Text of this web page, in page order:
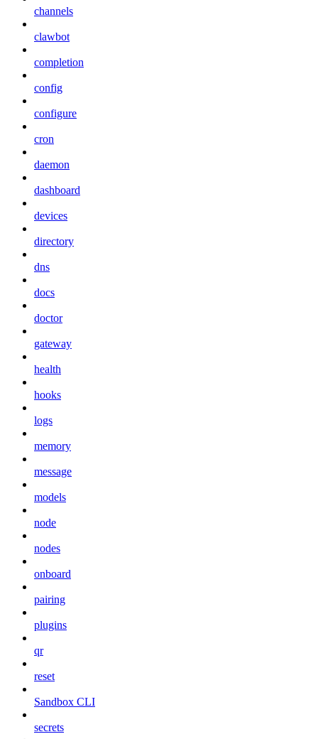
channels
clawbot
completion
config
configure
cron
daemon
dashboard
devices
directory
dns
docs
doctor
gateway
health
hooks
logs
memory
message
models
node
nodes
onboard
pairing
plugins
qr
reset
Sandbox CLI
secrets